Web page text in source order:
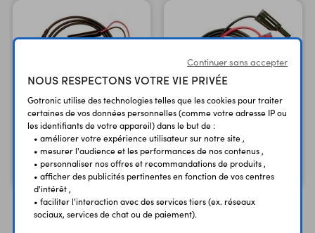
Cordon BNC mâle -
grippe-fils pro
16,35 €
13,62 € Code : 08750
Cordon isolé BNC mâle -
fiches bananes
17,50 €
14,58 €
Continuer sans accepter
NOUS RESPECTONS VOTRE VIE PRIVÉE
Gotronic utilise des technologies telles que les cookies pour traiter
certaines de vos données personnelles (comme votre adresse IP ou
les identifiants de votre appareil) dans le but de :
• améliorer votre expérience utilisateur sur notre site ,
• mesurer l'audience et les performances de nos contenus ,
• personnaliser nos offres et recommandations de produits ,
• afficher des publicités pertinentes en fonction de vos centres
d'intérêt ,
• faciliter l'interaction avec des services tiers (ex. réseaux
sociaux, services de chat ou de paiement).